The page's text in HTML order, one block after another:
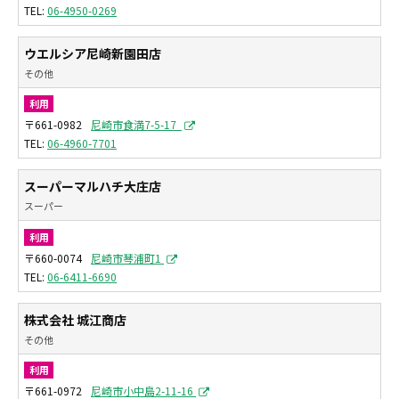
06-4950-0269
ウエルシア尼崎新園田店
その他
利用
〒661-0982
尼崎市食満7-5-17
06-4960-7701
スーパーマルハチ大庄店
スーパー
利用
〒660-0074
尼崎市琴浦町1
06-6411-6690
株式会社 城江商店
その他
利用
〒661-0972
尼崎市小中島2-11-16